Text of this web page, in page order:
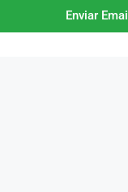
Enviar Email